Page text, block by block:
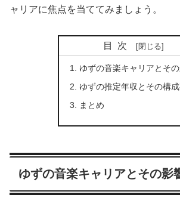
ャリアに焦点を当ててみましょう。
目次
ゆずの音楽キャリアとそ
ゆずの推定年収とその構
まとめ
ゆずの音楽キャリアとその影